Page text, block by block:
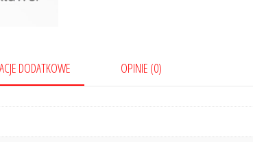
DODATKOWE OPINIE (0)